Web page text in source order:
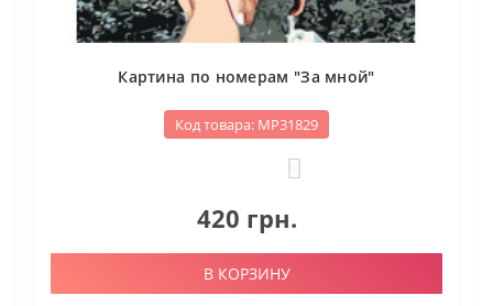
Картина по номерам "За мной"
Код товара: МР31829
420 грн.
В КОРЗИНУ